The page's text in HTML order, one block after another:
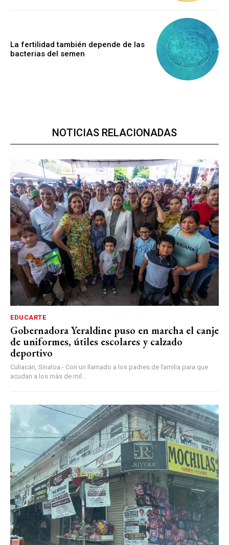
La fertilidad también depende de las
bacterias del semen
NOTICIAS RELACIONADAS
EDUCARTE
Gobernadora Yeraldine puso en marcha el canje
de uniformes, útiles escolares y calzado
deportivo
Culiacán, Sinaloa.- Con un llamado a los padres de familia para que
acudan a los más de mil...